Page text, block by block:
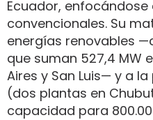
Ecuador, enfocándose
convencionales. Su
energías renovables
que suman 527,4 MW
Aires y San Luis— y a
(dos plantas en
capacidad para